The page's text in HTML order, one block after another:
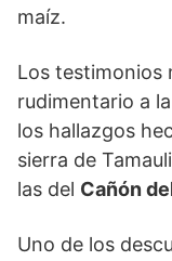
maíz.
Los testimonios
rudimentario a
los hallazgos
sierra de
las del Cañón
Uno de los